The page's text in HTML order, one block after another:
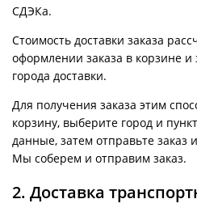
СДЭКа.
Стоимость доставки заказа
оформлении заказа в корзине и
города доставки.
Для получения заказа этим
корзину, выберите город и
данные, затем отправьте заказ
Мы соберем и отправим заказ.
2. Доставка